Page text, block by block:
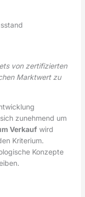
von zertifizierten
Marktwert zu
zunehmend um
Verkaufwird
Kriterium.
Konzepte